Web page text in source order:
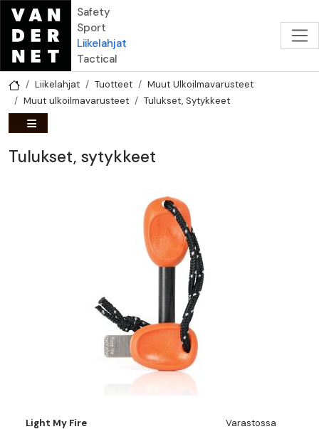
Hyppää pääsisältöön
Safety
Sport
Liikelahjat
Tactical
Liikelahjat Tuotteet
Muut Ulkoilmavarusteet
Muut ulkoilmavarusteet
Tulukset, Sytykkeet
Tulukset, sytykkeet
Light My Fire
Varastossa